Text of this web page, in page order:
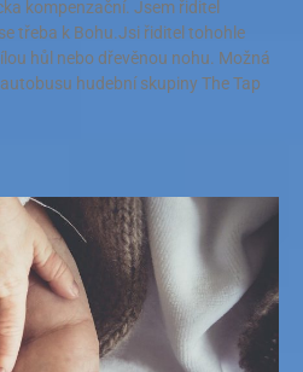
kompenzační. Jsem řiditel
třeba k Bohu.Jsi řiditel tohohle
hůl nebo dřevěnou nohu. Možná
hudební skupiny The Tap